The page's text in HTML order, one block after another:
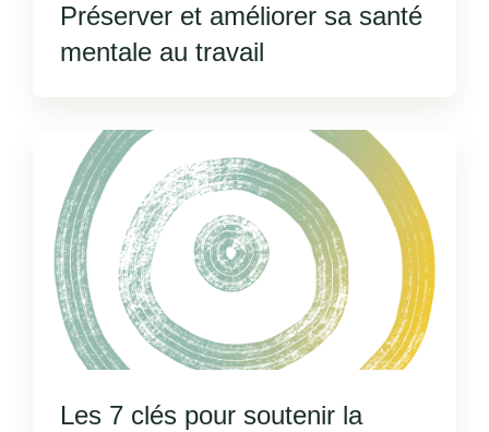
Préserver et améliorer sa santé
mentale au travail
Les 7 clés pour soutenir la